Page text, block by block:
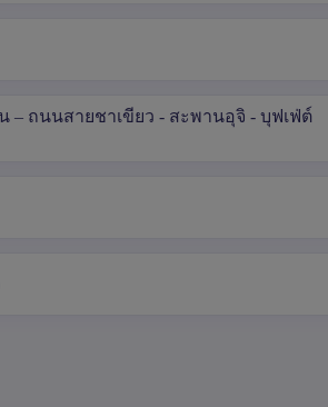
– ถนนสายชาเขียว - สะพานอุจิ - บุฟเฟ่ต์